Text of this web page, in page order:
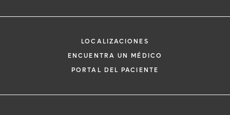
Sofia K Cruz Torres-Zayas, MD
Medicina Interna
LOCALIZACIONES
ENCUENTRA UN MÉDICO
PORTAL DEL PACIENTE